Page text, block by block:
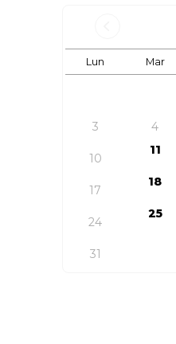
Lun
Mar
3 4
10
11
17
18
24
25
31